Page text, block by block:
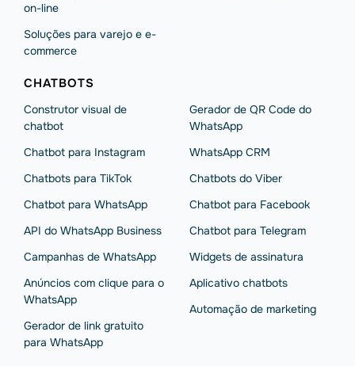
on-line
Soluções para varejo e e-
commerce
CHATBOTS
Construtor visual de
chatbot
Chatbot para Instagram
Chatbots para TikTok
Chatbot para WhatsApp
API do WhatsApp Business
Campanhas de WhatsApp
Anúncios com clique para o
WhatsApp
Gerador de link gratuito
para WhatsApp
Gerador de QR Code do
WhatsApp
WhatsApp CRM
Chatbots do Viber
Chatbot para Facebook
Chatbot para Telegram
Widgets de assinatura
Aplicativo chatbots
Automação de marketing